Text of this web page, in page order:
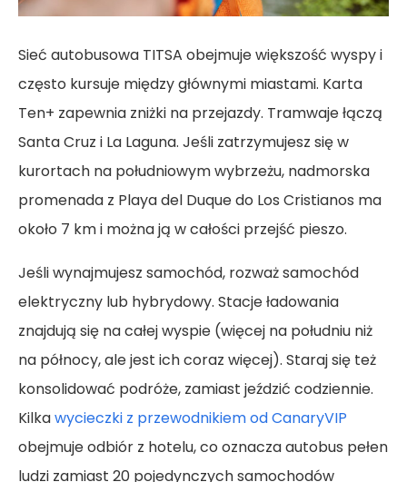
Sieć autobusowa TITSA obejmuje większość wyspy i
często kursuje między głównymi miastami. Karta
Ten+ zapewnia zniżki na przejazdy. Tramwaje łączą
Santa Cruz i La Laguna. Jeśli zatrzymujesz się w
kurortach na południowym wybrzeżu, nadmorska
promenada z Playa del Duque do Los Cristianos ma
około 7 km i można ją w całości przejść pieszo.
Jeśli wynajmujesz samochód, rozważ samochód
elektryczny lub hybrydowy. Stacje ładowania
znajdują się na całej wyspie (więcej na południu niż
na północy, ale jest ich coraz więcej). Staraj się też
konsolidować podróże, zamiast jeździć codziennie.
Kilkawycieczki z przewodnikiem od CanaryVIP
obejmuje odbiór z hotelu, co oznacza autobus pełen
ludzi zamiast 20 pojedynczych samochodów